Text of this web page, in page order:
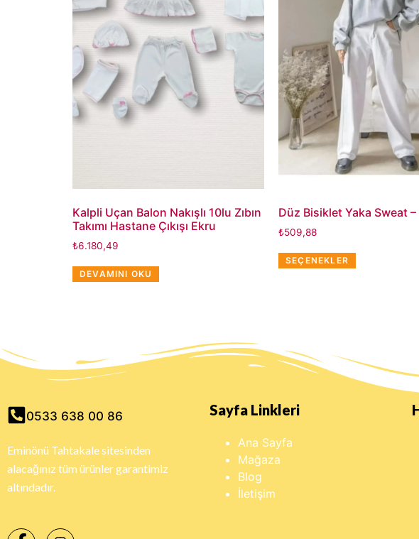
Kalpli Uçan Balon Nakışlı 10lu Zıbın
Takımı Hastane Çıkışı Ekru
₺6.180,49
DEVAMINI OKU
Düz Bisiklet Yaka Sweat –
₺509,88
SEÇENEKLER
0533 638 00 86
Eminönü Tahtakale sitesinden
alacağınız tüm ürünler garantimiz
altındadır.
Sayfa Linkleri
Ana Sayfa
Mağaza
Blog
İletişim